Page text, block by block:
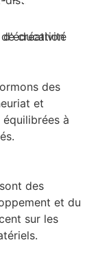
d'éducation
créativité
des
et
à
des
et du
sur les